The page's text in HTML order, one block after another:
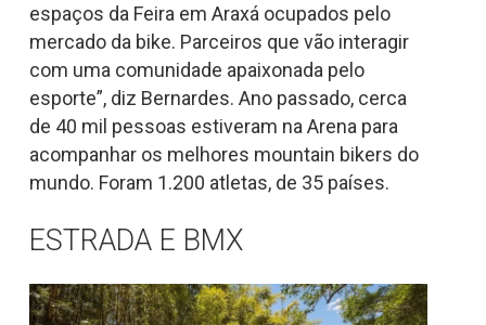
espaços da Feira em Araxá ocupados pelo
mercado da bike. Parceiros que vão interagir
com uma comunidade apaixonada pelo
esporte”, diz Bernardes. Ano passado, cerca
de 40 mil pessoas estiveram na Arena para
acompanhar os melhores mountain bikers do
mundo. Foram 1.200 atletas, de 35 países.
ESTRADA E BMX